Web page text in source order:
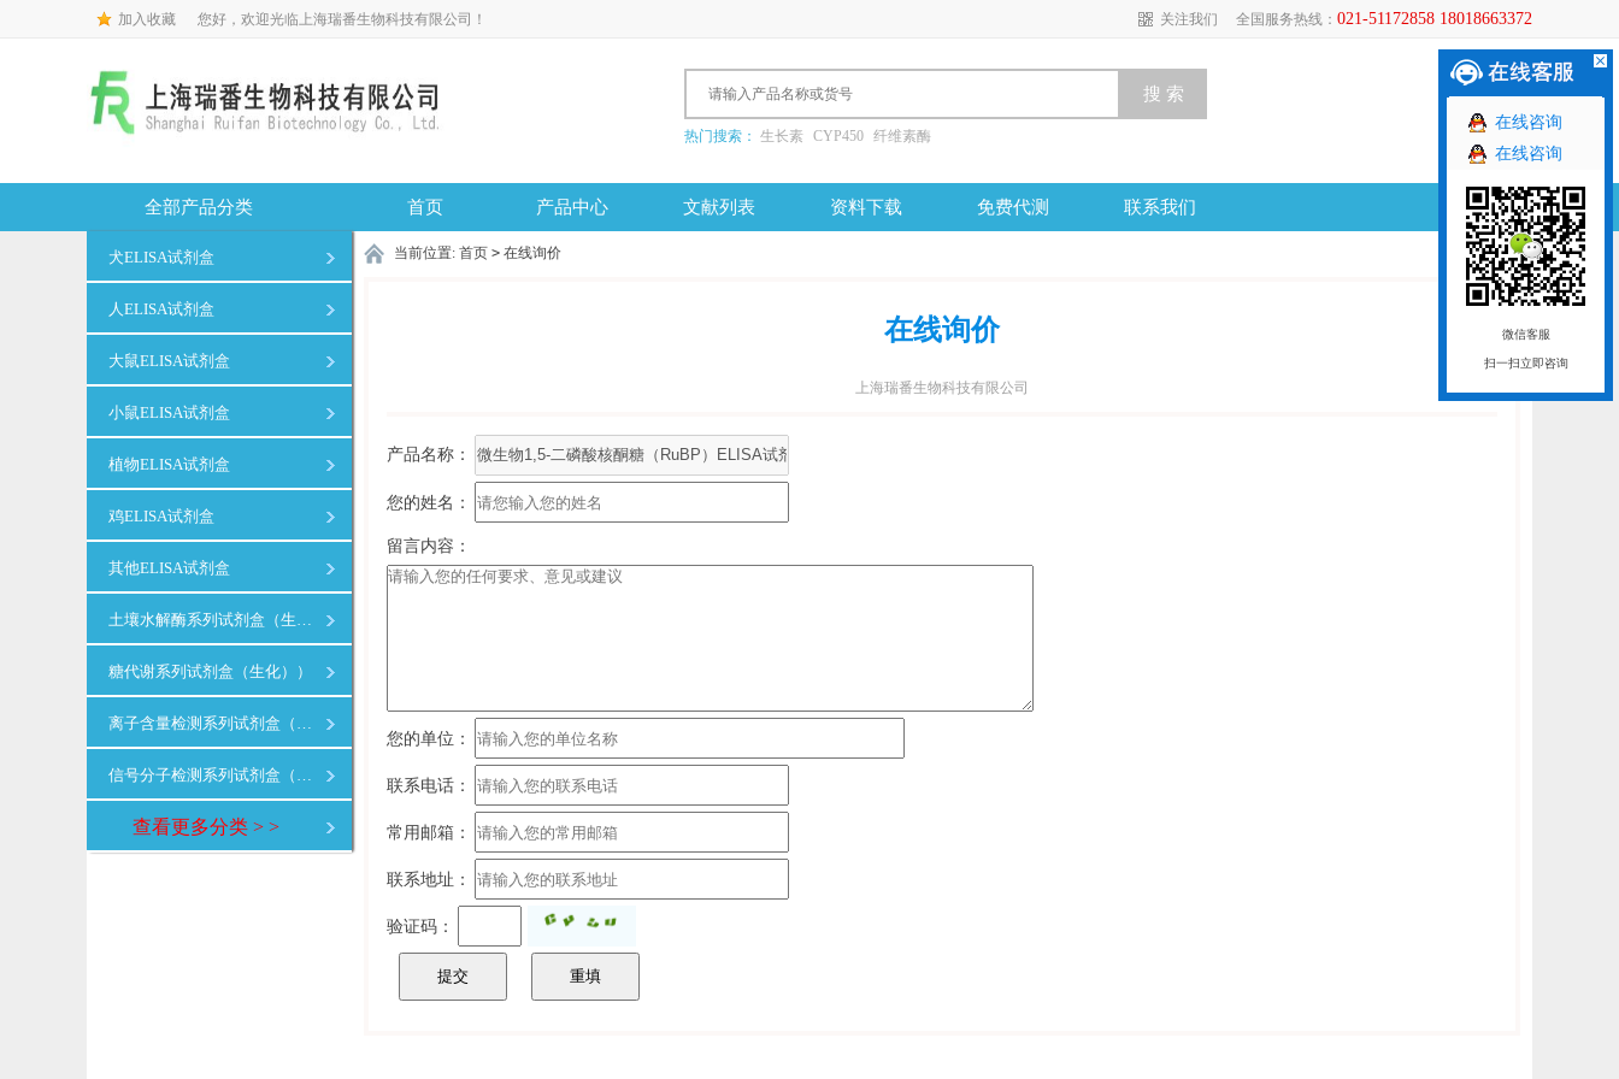
加入收藏 您好，欢迎光临上海瑞番生物科技有限公司！ 全国服务热线： 021-51172858 18018663372
关注我们
热门搜索： 生长素 CYP450 纤维素酶
全部产品分类
犬ELISA试剂盒
人ELISA试剂盒
大鼠ELISA试剂盒
小鼠ELISA试剂盒
植物ELISA试剂盒
鸡ELISA试剂盒
其他ELISA试剂盒
土壤水解酶系列试剂盒（生化）
糖代谢系列试剂盒（生化））
离子含量检测系列试剂盒（生化）
信号分子检测系列试剂盒（生化）
查看更多分类 > >
首页 产品中心 文献列表 资料下载 免费代测 联系我们
当前位置: 首页 > 在线询价
在线询价
上海瑞番生物科技有限公司
产品名称：
您的姓名：
留言内容：
您的单位：
联系电话：
常用邮箱：
联系地址：
验证码：
在线咨询
在线咨询
微信客服
扫一扫立即咨询